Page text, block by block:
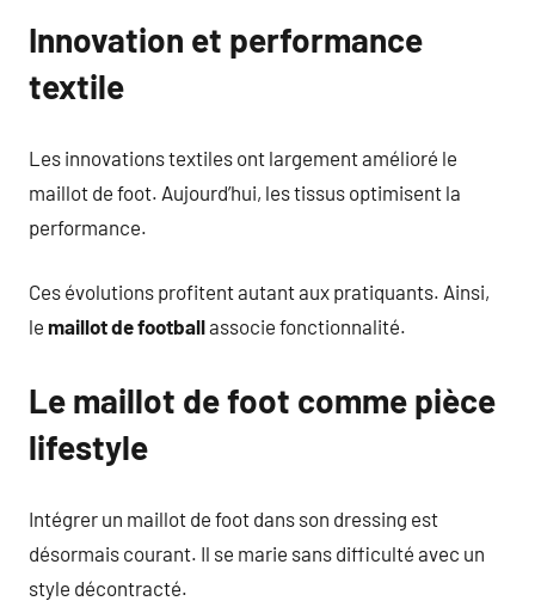
Innovation et performance
textile
Les innovations textiles ont largement amélioré le
maillot de foot. Aujourd’hui, les tissus optimisent la
performance.
Ces évolutions profitent autant aux pratiquants. Ainsi,
le maillot de footballassocie fonctionnalité.
Le maillot de foot comme pièce
lifestyle
Intégrer un maillot de foot dans son dressing est
désormais courant. Il se marie sans difficulté avec un
style décontracté.